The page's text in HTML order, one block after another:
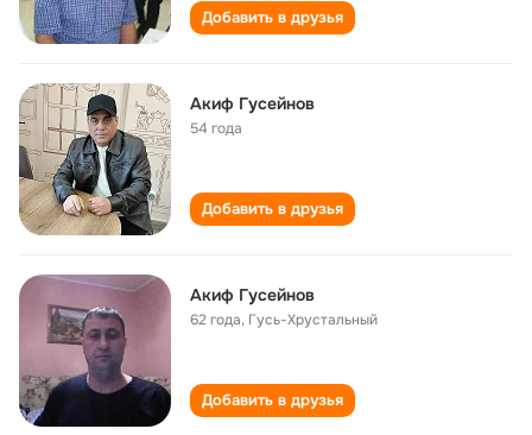
Добавить в друзья
Акиф Гусейнов
54 года
Добавить в друзья
Акиф Гусейнов
62 года, Гусь-Хрустальный
Добавить в друзья